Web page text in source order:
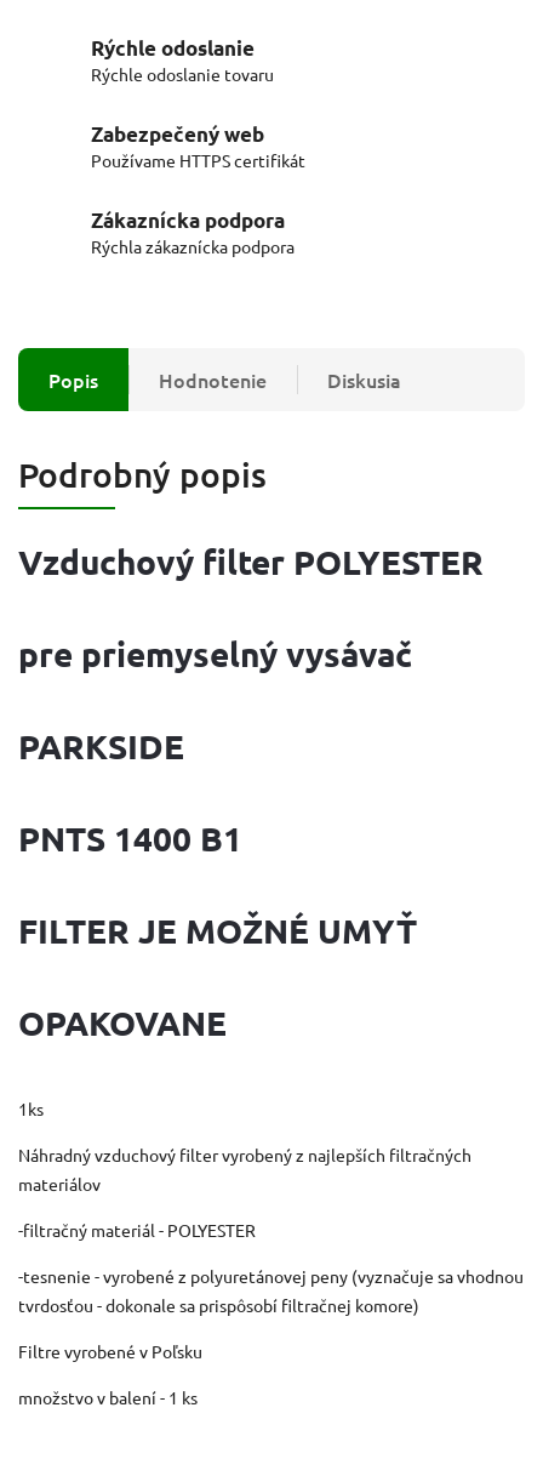
Rýchle odoslanie
Rýchle odoslanie tovaru
Zabezpečený web
Používame HTTPS certifikát
Zákaznícka podpora
Rýchla zákaznícka podpora
Popis Hodnotenie Diskusia
Podrobný popis
Vzduchový filter POLYESTER
pre priemyselný vysávač
PARKSIDE
PNTS 1400 B1
FILTER JE MOŽNÉ UMYŤ
OPAKOVANE
1ks
Náhradný vzduchový filter vyrobený z najlepších filtračných
materiálov
-filtračný materiál - POLYESTER
-tesnenie - vyrobené z polyuretánovej peny (vyznačuje sa vhodnou
tvrdosťou - dokonale sa prispôsobí filtračnej komore)
Filtre vyrobené v Poľsku
množstvo v balení - 1 ks